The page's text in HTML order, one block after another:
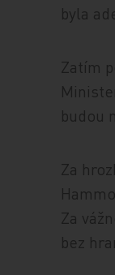
byla
Zatím
budou
Za
Za
bez